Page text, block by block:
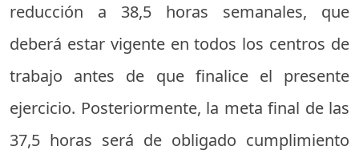
reducción a 38,5 horas semanales, que
deberá estar vigente en todos los centros de
trabajo antes de que finalice el presente
ejercicio. Posteriormente, la meta final de las
37,5 horas será de obligado cumplimiento